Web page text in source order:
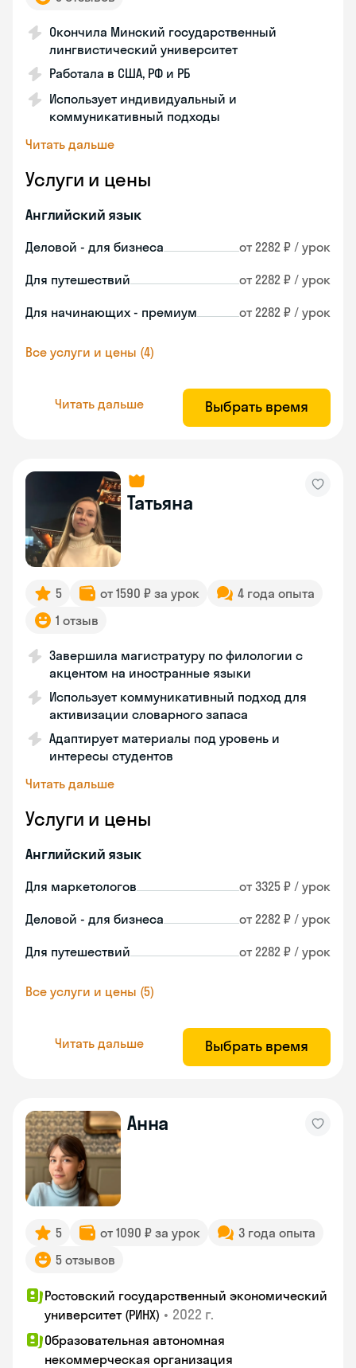
Окончила Минский государственный
лингвистический университет
Работала в США, РФ и РБ
Использует индивидуальный и
коммуникативный подходы
Читать дальше
Услуги и цены
Английский язык
Деловой - для бизнеса от 2282 ₽ / урок
Для путешествий от 2282 ₽ / урок
Для начинающих - премиум от 2282 ₽ / урок
Все услуги и цены (4)
Читать дальше Выбрать время
Татьяна
5 от 1590 ₽ за урок
4 года опыта
1 отзыв
Завершила магистратуру по филологии с
акцентом на иностранные языки
Использует коммуникативный подход для
активизации словарного запаса
Адаптирует материалы под уровень и
интересы студентов
Читать дальше
Услуги и цены
Английский язык
Для маркетологов от 3325 ₽ / урок
Деловой - для бизнеса от 2282 ₽ / урок
Для путешествий от 2282 ₽ / урок
Все услуги и цены (5)
Читать дальше Выбрать время
Анна
5 от 1090 ₽ за урок
3 года опыта
5 отзывов
Ростовский государственный экономический
университет (РИНХ) • 2022 г.
Образовательная автономная
некоммерческая организация